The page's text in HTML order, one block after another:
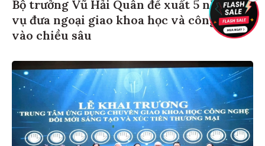
Bộ trưởng Vũ Hải Quân đề xuất 5 nhiệm
vụ đưa ngoại giao khoa học và công nghệ
vào chiều sâu